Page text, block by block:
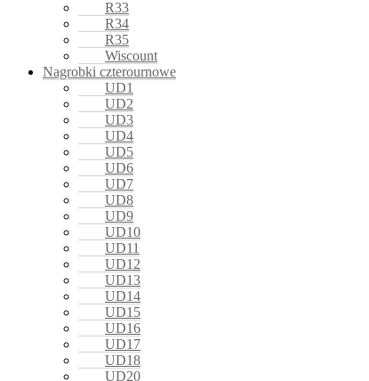
R33
R34
R35
Wiscount
Nagrobki czterournowe
UD1
UD2
UD3
UD4
UD5
UD6
UD7
UD8
UD9
UD10
UD11
UD12
UD13
UD14
UD15
UD16
UD17
UD18
UD20